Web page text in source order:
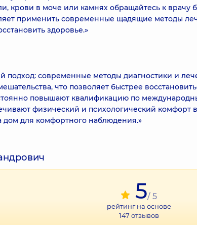
крови в моче или камнях обращайтесь к врачу
применить современные щадящие методы
здоровье.»
подход: современные методы диагностики и
что позволяет быстрее
повышают квалификацию по
физический и психологический комфорт
дом для комфортного наблюдения.»
5/ 5
рейтинг на основе
147 отзывов